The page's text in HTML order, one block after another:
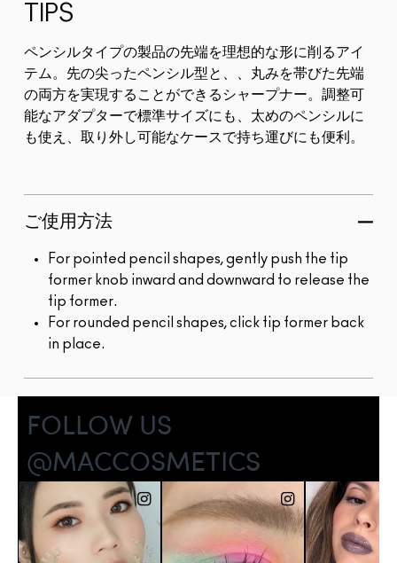
TIPS
ペンシルタイプの製品の先端を理想的な形に削るアイ
テム。先の尖ったペンシル型と、、丸みを帯びた先端
の両方を実現することができるシャープナー。調整可
能なアダプターで標準サイズにも、太めのペンシルに
も使え、取り外し可能なケースで持ち運びにも便利。
ご使用方法
For pointed pencil shapes, gently push the tip
former knob inward and downward to release the
tip former.
For rounded pencil shapes, click tip former back
in place.